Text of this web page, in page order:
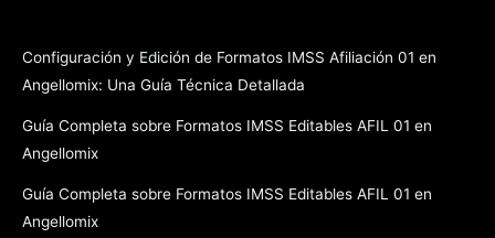
Configuración y Edición de Formatos IMSS Afiliación 01 en
Angellomix: Una Guía Técnica Detallada
Guía Completa sobre Formatos IMSS Editables AFIL 01 en
Angellomix
Guía Completa sobre Formatos IMSS Editables AFIL 01 en
Angellomix